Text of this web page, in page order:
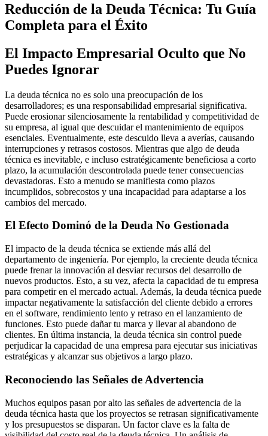
Reducción de la Deuda Técnica: Tu Guía
Completa para el Éxito
El Impacto Empresarial Oculto que No
Puedes Ignorar
La deuda técnica no es solo una preocupación de los
desarrolladores; es una responsabilidad empresarial significativa.
Puede erosionar silenciosamente la rentabilidad y competitividad de
su empresa, al igual que descuidar el mantenimiento de equipos
esenciales. Eventualmente, este descuido lleva a averías, causando
interrupciones y retrasos costosos. Mientras que algo de deuda
técnica es inevitable, e incluso estratégicamente beneficiosa a corto
plazo, la acumulación descontrolada puede tener consecuencias
devastadoras. Esto a menudo se manifiesta como plazos
incumplidos, sobrecostos y una incapacidad para adaptarse a los
cambios del mercado.
El Efecto Dominó de la Deuda No Gestionada
El impacto de la deuda técnica se extiende más allá del
departamento de ingeniería. Por ejemplo, la creciente deuda técnica
puede frenar la innovación al desviar recursos del desarrollo de
nuevos productos. Esto, a su vez, afecta la capacidad de tu empresa
para competir en el mercado actual. Además, la deuda técnica puede
impactar negativamente la satisfacción del cliente debido a errores
en el software, rendimiento lento y retraso en el lanzamiento de
funciones. Esto puede dañar tu marca y llevar al abandono de
clientes. En última instancia, la deuda técnica sin control puede
perjudicar la capacidad de una empresa para ejecutar sus iniciativas
estratégicas y alcanzar sus objetivos a largo plazo.
Reconociendo las Señales de Advertencia
Muchos equipos pasan por alto las señales de advertencia de la
deuda técnica hasta que los proyectos se retrasan significativamente
y los presupuestos se disparan. Un factor clave es la falta de